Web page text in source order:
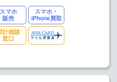
スマホ
販売
スマホ・
iPhone買取
計相談
窓口